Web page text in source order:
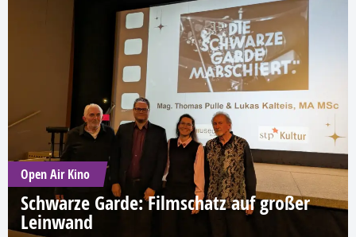
Open Air Kino
Schwarze Garde: Filmschatz auf großer
Leinwand